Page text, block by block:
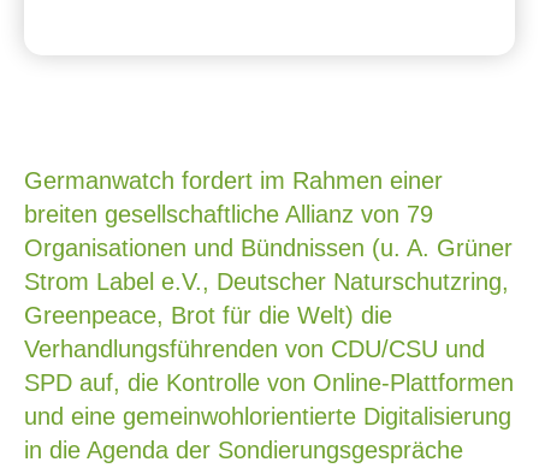
Germanwatch fordert im Rahmen einer
breiten gesellschaftliche Allianz von 79
Organisationen und Bündnissen (u. A. Grüner
Strom Label e.V., Deutscher Naturschutzring,
Greenpeace, Brot für die Welt) die
Verhandlungsführenden von CDU/CSU und
SPD auf, die Kontrolle von Online-Plattformen
und eine gemeinwohlorientierte Digitalisierung
in die Agenda der Sondierungsgespräche